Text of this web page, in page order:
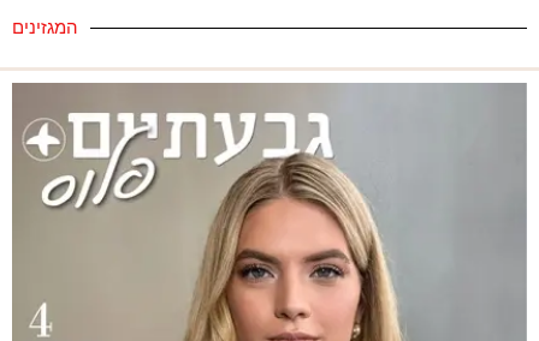
המגזינים